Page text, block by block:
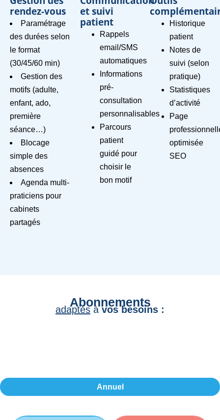
rendez-vous
Paramétrage
des durées selon
le format
(30/45/60 min)
Gestion des
motifs (adulte,
enfant, ado,
première
séance…)
Blocage
simple des
absences
Agenda multi-
praticiens pour
cabinets
partagés
et suivi
patient
Rappels
email/SMS
automatiques
Informations
pré-
consultation
personnalisables
Parcours
patient
guidé pour
choisir le
bon motif
Historique
patient
Notes de
suivi (selon
pratique)
Statistiques
d’activité
Page
optimisée
SEO
Abonnements
adaptésàvos besoins :
Annuel